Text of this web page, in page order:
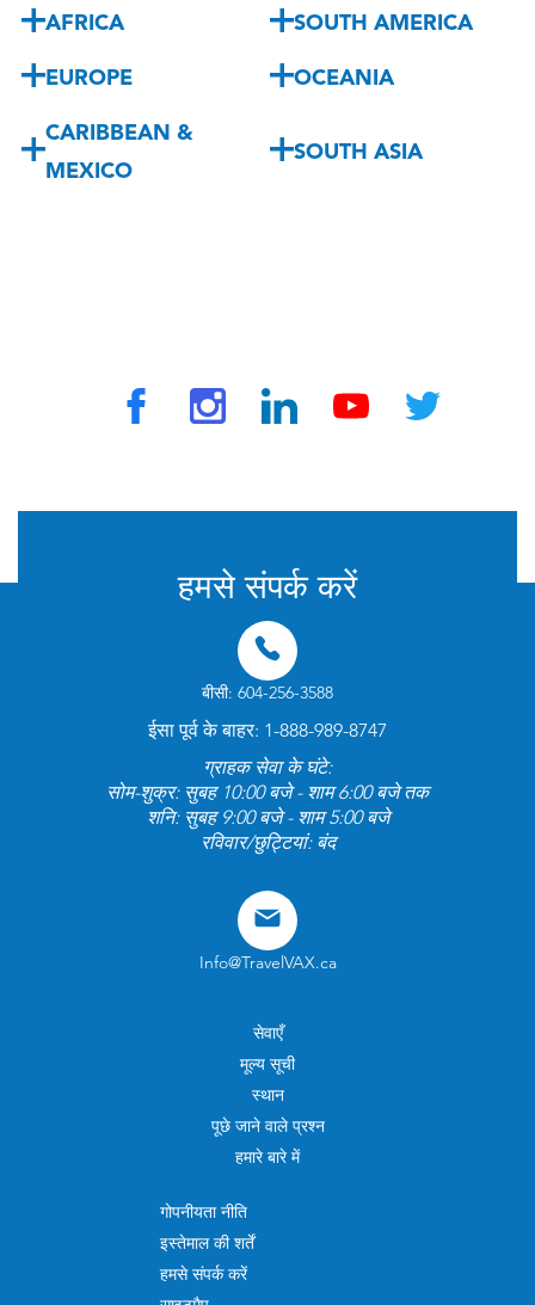
AFRICA SOUTH AMERICA
EUROPE OCEANIA
CARIBBEAN &
MEXICO
SOUTH ASIA
हमसे संपर्क करें
बीसी: 604-256-3588
ईसा पूर्व के बाहर: 1-888-989-8747
ग्राहक सेवा के घंटे:
सोम-शुक्र: सुबह 10:00 बजे - शाम 6:00 बजे तक
शनि: सुबह 9:00 बजे - शाम 5:00 बजे
रविवार/छुट्टियां: बंद
Info@TravelVAX.ca
सेवाएँ
मूल्य सूची
स्थान
पूछे जाने वाले प्रश्न
हमारे बारे में
गोपनीयता नीति
इस्तेमाल की शर्तें
हमसे संपर्क करें